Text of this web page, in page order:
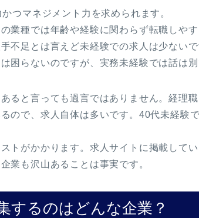
つマネジメント力を求められます。
業種では年齢や経験に関わらず転職しや
不足とは言えど未経験での求人は少ない
困らないのですが、実務未経験では話は別
ると言っても過言ではありません。経理
ので、求人自体は多いです。40代未経験
トがかかります。求人サイトに掲載してい
業も沢山あることは事実です。
するのはどんな企業？